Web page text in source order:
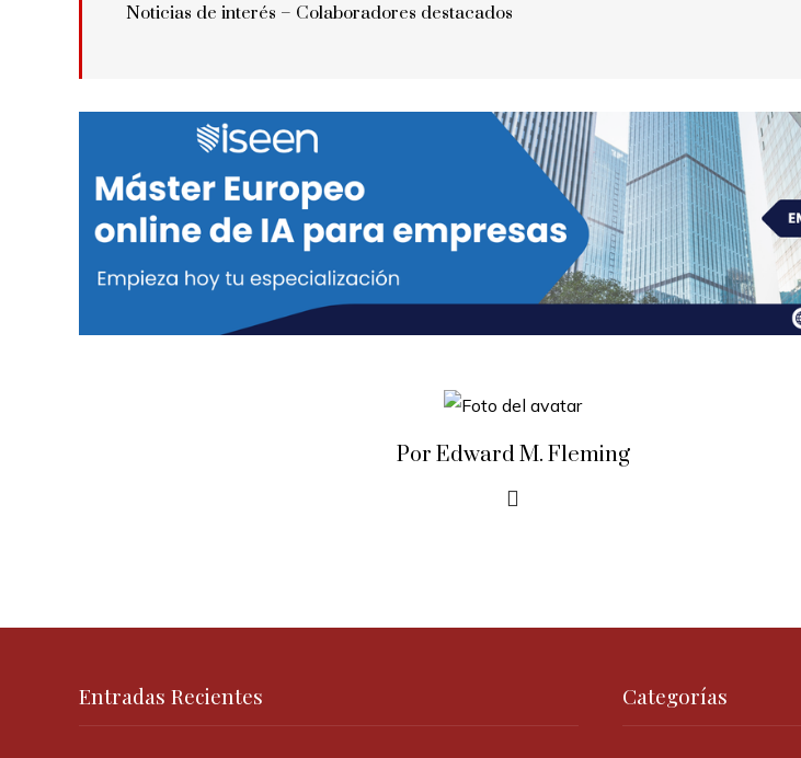
Noticias de interés – Colaboradores destacados
Por Edward M. Fleming
Entradas Recientes Categorías